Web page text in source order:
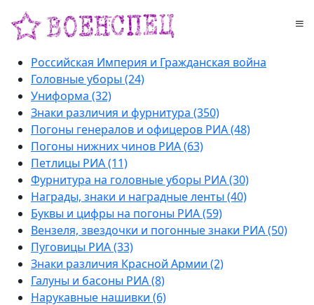
Российская Империя и Гражданская война
Головные уборы (24)
Униформа (32)
Знаки различия и фурнитура (350)
Погоны генералов и офицеров РИА (48)
Погоны нижних чинов РИА (63)
Петлицы РИА (11)
Фурнитура на головные уборы РИА (30)
Награды, знаки и наградные ленты (40)
Буквы и цифры на погоны РИА (59)
Вензеля, звездочки и погонные знаки РИА (50)
Пуговицы РИА (33)
Знаки различия Красной Армии (2)
Галуны и басоны РИА (8)
Нарукавные нашивки (6)